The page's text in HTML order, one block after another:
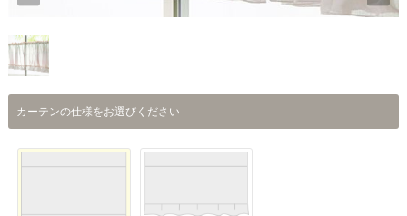
カーテンの仕様をお選びください